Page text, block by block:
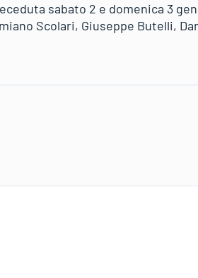
sabato 2 e domenica 3
Scolari, Giuseppe Butelli,